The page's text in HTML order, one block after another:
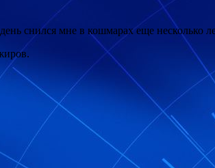
снился мне в кошмарах еще несколько